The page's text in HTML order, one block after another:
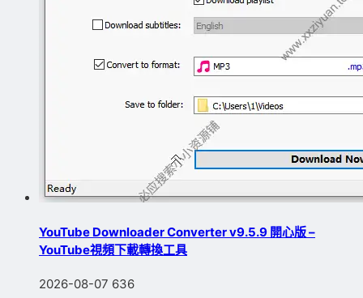
YouTube Downloader Converter v9.5.9 開心版 –
YouTube視頻下載轉換工具
2026-08-07 636